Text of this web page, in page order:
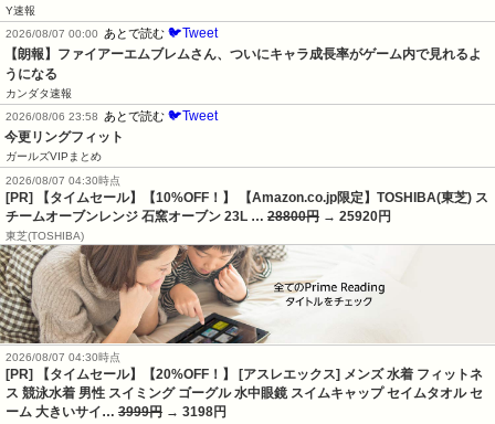
Y速報
2026/08/07 00:00
あとで読む 🐦Tweet
【朗報】ファイアーエムブレムさん、ついにキャラ成長率がゲーム内で見れるよ
うになる
カンダタ速報
2026/08/06 23:58
あとで読む 🐦Tweet
今更リングフィット
ガールズVIPまとめ
2026/08/07 04:30時点
[PR] 【タイムセール】【10%OFF！】 【Amazon.co.jp限定】TOSHIBA(東芝) ス
チームオーブンレンジ 石窯オーブン 23L … 28800円 → 25920円
東芝(TOSHIBA)
2026/08/07 04:30時点
[PR] 【タイムセール】【20%OFF！】 [アスレエックス] メンズ 水着 フィットネ
ス 競泳水着 男性 スイミング ゴーグル 水中眼鏡 スイムキャップ セイムタオル セ
ーム 大きいサイ… 3999円 → 3198円